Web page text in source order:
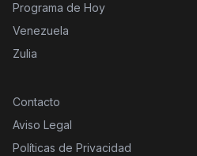
Programa de Hoy
Venezuela
Zulia
Contacto
Aviso Legal
Políticas de Privacidad